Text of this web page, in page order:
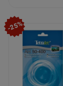
-25%